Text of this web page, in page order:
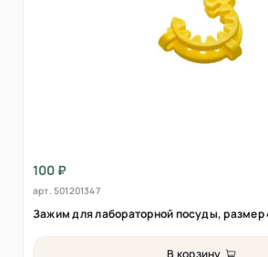
100 ₽
арт. 501201347
Зажим для лабораторной посуды, размер
В корзину